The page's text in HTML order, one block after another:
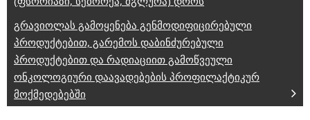
გრავიოლას გამოყენება გენმოდიფიცირებული
პროდუქტებით, გარემოს დაბინძურებული
პროდუქტებით და რადიაციით გამოწვეული
ონკოლოგიური დაავადებების პროფილაქტიკურ
მოქმედებებში